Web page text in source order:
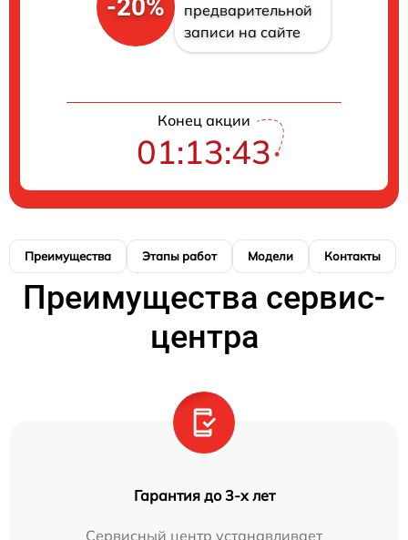
-20%
предварительной
записи на сайте
Конец акции
01:13:42
Преимущества Этапы работ Модели Контакты
Преимущества сервис-
центра
Гарантия до 3-х лет
Сервисный центр устанавливает